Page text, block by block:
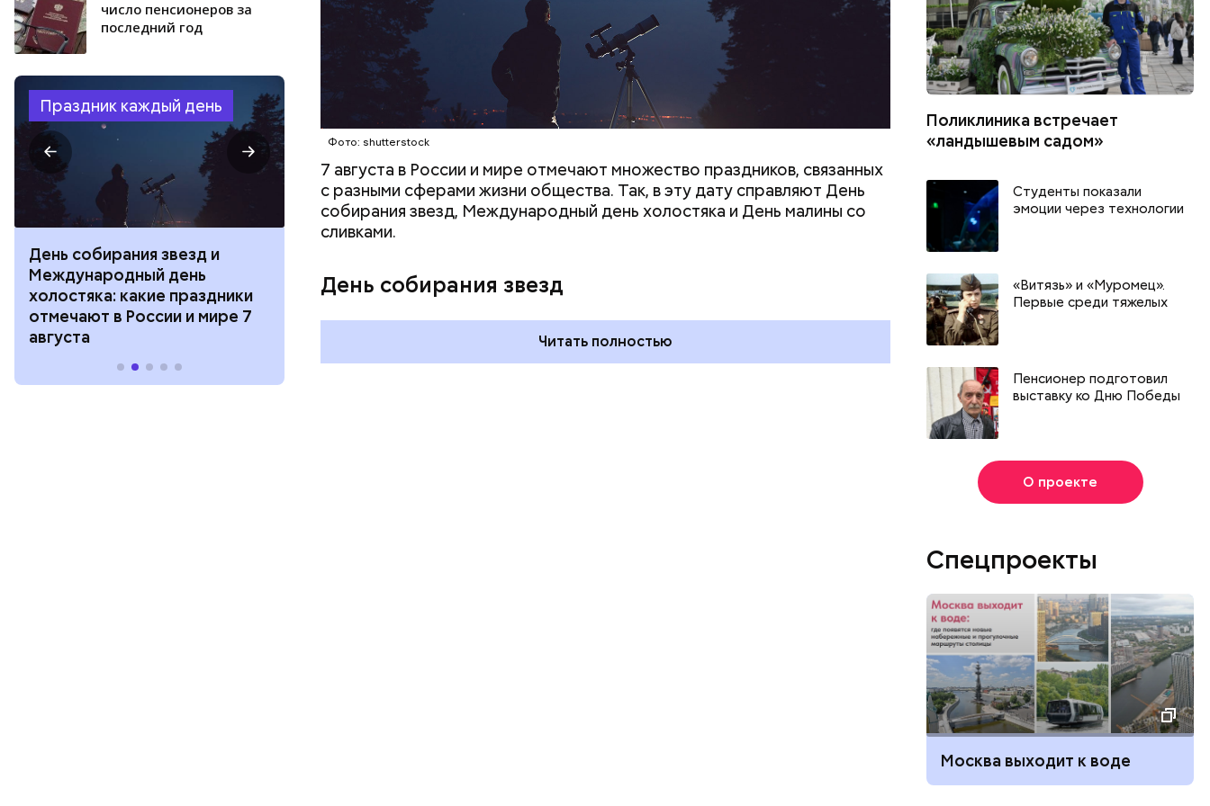
число пенсионеров за
последний год
Праздник каждый день
День собирания звезд и
Международный день
холостяка: какие праздники
отмечают в России и мире 7
августа
и Международный день
подкаблучника: какие
праздники отмечают в России
отмечают в России и мире 5
августа
День качания на качелях и
День шампанского: какие
праздники отмечают в России
и мире 4 августа
Фото: shutterstock
7 августа в России и мире отмечают множество праздников, связанных
с разными сферами жизни общества. Так, в эту дату справляют День
собирания звезд, Международный день холостяка и День малины со
сливками.
День собирания звезд
Читать полностью
Поликлиника встречает
«ландышевым садом»
Студенты показали
эмоции через технологии
«Витязь» и «Муромец».
Первые среди тяжелых
Пенсионер подготовил
выставку ко Дню Победы
О проекте
Спецпроекты
Москва выходит к воде